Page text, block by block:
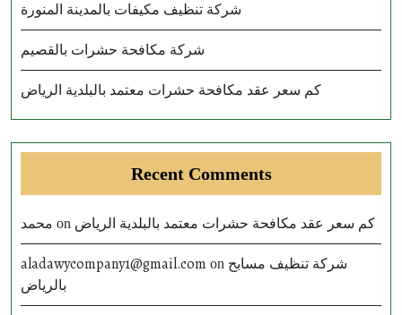
شركة تنظيف مكيفات بالمدينة المنورة
شركة مكافحة حشرات بالقصيم
كم سعر عقد مكافحة حشرات معتمد بالبلدية الرياض
Recent Comments
محمد on كم سعر عقد مكافحة حشرات معتمد بالبلدية الرياض
aladawycompany1@gmail.com on شركة تنظيف مسابح
بالرياض